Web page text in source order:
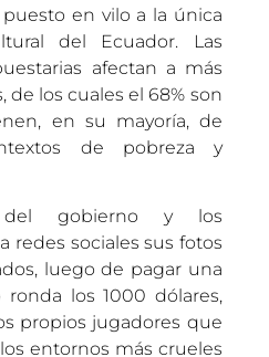
en vilo a la única
del Ecuador. Las
afectan a más
los cuales el 68% son
en su mayoría, de
de pobreza y
del gobierno y los
redes sociales sus fotos
luego de pagar una
los 1000 dólares,
propios jugadores que
entornos más crueles